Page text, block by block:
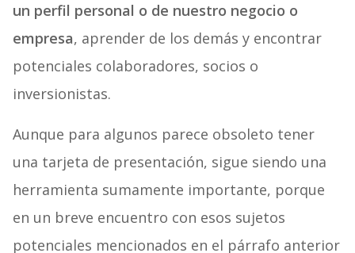
un perfil personal o de nuestro negocio o
empresa, aprender de los demás y encontrar
potenciales colaboradores, socios o
inversionistas.
Aunque para algunos parece obsoleto tener
una tarjeta de presentación, sigue siendo una
herramienta sumamente importante, porque
en un breve encuentro con esos sujetos
potenciales mencionados en el párrafo anterior